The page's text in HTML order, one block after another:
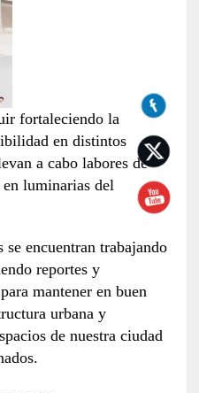
fortaleciendo la
en distintos
a cabo labores de
luminarias del
encuentran trabajando
reportes y
mantener en buen
urbana y
de nuestra ciudad